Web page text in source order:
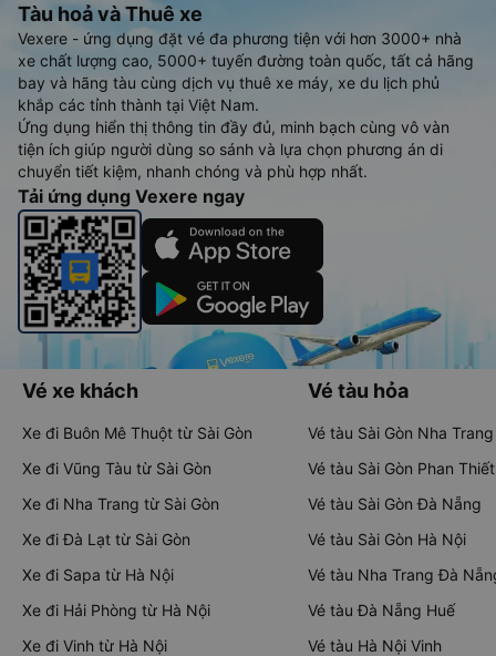
Tàu hoả và Thuê xe
Vexere - ứng dụng đặt vé đa phương tiện với hơn 3000+ nhà
xe chất lượng cao, 5000+ tuyến đường toàn quốc, tất cả hãng
bay và hãng tàu cùng dịch vụ thuê xe máy, xe du lịch phủ
khắp các tỉnh thành tại Việt Nam.
Ứng dụng hiển thị thông tin đầy đủ, minh bạch cùng vô vàn
tiện ích giúp người dùng so sánh và lựa chọn phương án di
chuyển tiết kiệm, nhanh chóng và phù hợp nhất.
Tải ứng dụng Vexere ngay
Vé xe khách
Xe đi Buôn Mê Thuột từ Sài Gòn
Xe đi Vũng Tàu từ Sài Gòn
Xe đi Nha Trang từ Sài Gòn
Xe đi Đà Lạt từ Sài Gòn
Xe đi Sapa từ Hà Nội
Xe đi Hải Phòng từ Hà Nội
Xe đi Vinh từ Hà Nội
Vé tàu hỏa
Vé tàu Sài Gòn Nha Trang
Vé tàu Sài Gòn Phan Thiết
Vé tàu Sài Gòn Đà Nẵng
Vé tàu Sài Gòn Hà Nội
Vé tàu Nha Trang Đà
Vé tàu Đà Nẵng Huế
Vé tàu Hà Nội Vinh